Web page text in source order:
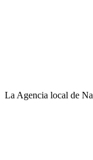
La Agencia local de